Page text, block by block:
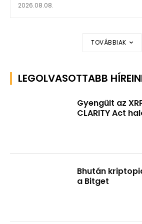
2026.08.08.
TOVÁBBIAK
LEGOLVASOTTABB
Gyengült az
CLARITY Act
Bhután
a Bitget